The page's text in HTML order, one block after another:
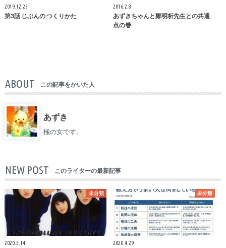
2019.12.23
第3話 じぶんの つくりかた
2016.2.8
あずきちゃんと鄭明析先生との共通
点の巻
ABOUT この記事をかいた人
あずき
極の女です。
NEW POST このライターの最新記事
未分類
2020.5.14
未分類
2020.4.29